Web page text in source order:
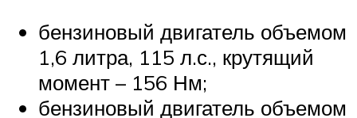
бензиновый двигатель объемом
1,6 литра, 115 л.с., крутящий
момент – 156 Нм;
бензиновый двигатель объемом